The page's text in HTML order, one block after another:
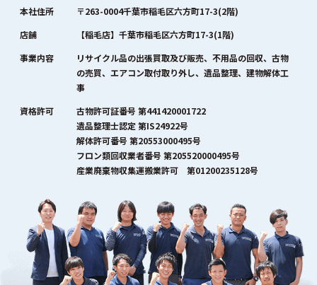
本社住所
〒263-0004千葉市稲毛区六方町17-3(2階)
店舗
【稲毛店】千葉市稲毛区六方町17-3(1階)
事業内容
リサイクル品の出張買取及び販売、不用品の回収、古物
の売買、エアコン取付取り外し、遺品整理、建物解体工
事
資格許可
古物許可証番号 第441420001722
遺品整理士認定 第IS24922号
解体許可番号 第20553000495号
フロン類回収業者番号 第205520000495号
産業廃棄物収集運搬業許可 第01200235128号